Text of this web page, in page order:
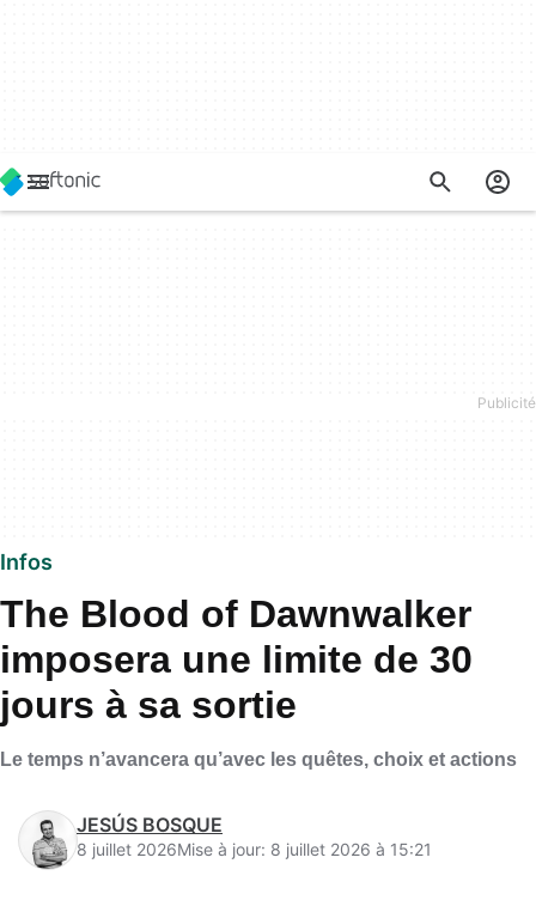
Infos
The Blood of Dawnwalker
imposera une limite de 30
jours à sa sortie
Le temps n’avancera qu’avec les quêtes, choix et actions
JESÚS BOSQUE
8 juillet 2026Mise à jour: 8 juillet 2026 à 15:21